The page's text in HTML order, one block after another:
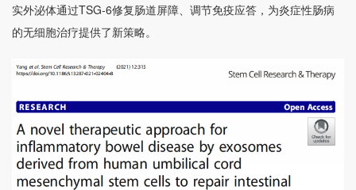
实外泌体通过TSG-6修复肠道屏障、调节免疫应答，为炎症性肠病
的无细胞治疗提供了新策略。